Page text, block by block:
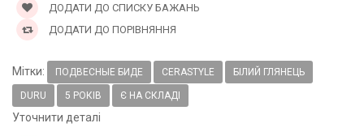
ДОДАТИ ДО СПИСКУ БАЖАНЬ
ДОДАТИ ДО ПОРІВНЯННЯ
Мітки: ПОДВЕСНЫЕ БИДЕ CERASTYLE БІЛИЙ ГЛЯНЕЦЬ
DURU 5 РОКІВ Є НА СКЛАДІ
Уточнити деталі